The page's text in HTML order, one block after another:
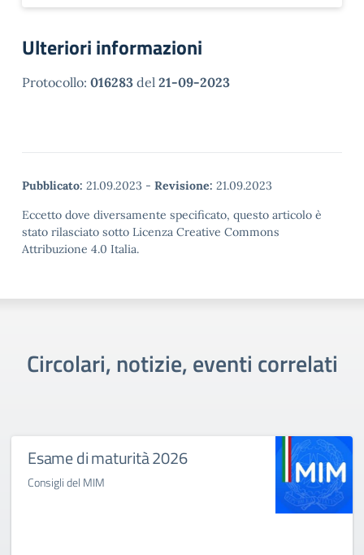
Ulteriori informazioni
Protocollo: 016283 del 21-09-2023
Pubblicato: 21.09.2023 - Revisione: 21.09.2023
Eccetto dove diversamente specificato, questo articolo è
stato rilasciato sotto Licenza Creative Commons
Attribuzione 4.0 Italia.
Circolari, notizie, eventi correlati
Esame di maturità 2026
Consigli del MIM